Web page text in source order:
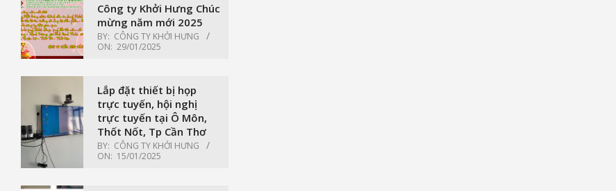
Công ty Khởi Hưng Chúc
mừng năm mới 2025
BY: CÔNG TY KHỞI HƯNG
ON: 29/01/2025
Lắp đặt thiết bị họp
trực tuyến, hội nghị
trực tuyến tại Ô Môn,
Thốt Nốt, Tp Cần Thơ
BY: CÔNG TY KHỞI HƯNG
ON: 15/01/2025